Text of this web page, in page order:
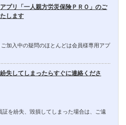
プリ「一人親方労災保険ＰＲＯ」のご
します
加入中の疑問のほとんどは会員様専用アプ
失してしまったらすぐに連絡くださ
を紛失、毀損してしまった場合は、ご遠